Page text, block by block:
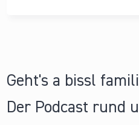
Geht's a bissl
Der Podcast rund